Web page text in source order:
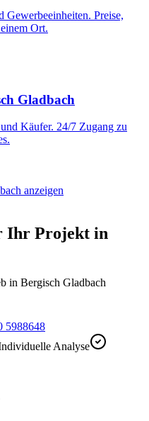
Gewerbeeinheiten. Preise,
Ort.
Gladbach
Käufer. 24/7 Zugang zu
anzeigen
Ihr Projekt in
in Bergisch Gladbach
5988648
Analyse